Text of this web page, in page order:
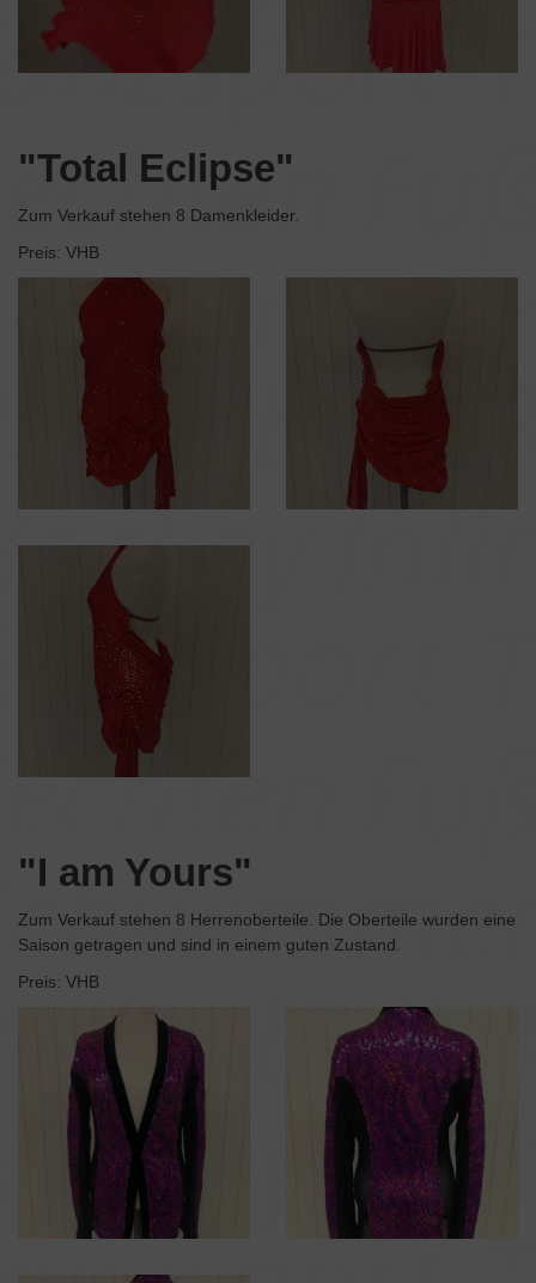
"Total Eclipse"
Zum Verkauf stehen 8 Damenkleider.
Preis: VHB
"I am Yours"
Zum Verkauf stehen 8 Herrenoberteile. Die Oberteile wurden eine
Saison getragen und sind in einem guten Zustand.
Preis: VHB